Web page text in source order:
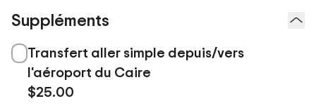
Suppléments
Transfert aller simple depuis/vers
l'aéroport du Caire
$25.00